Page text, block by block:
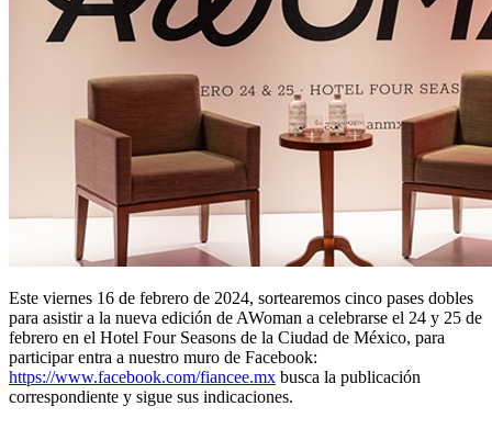
Este viernes 16 de febrero de 2024, sortearemos cinco pases dobles
para asistir a la nueva edición de AWoman a celebrarse el 24 y 25 de
febrero en el Hotel Four Seasons de la Ciudad de México, para
participar entra a nuestro muro de Facebook:
https://www.facebook.com/fiancee.mx busca la publicación
correspondiente y sigue sus indicaciones.